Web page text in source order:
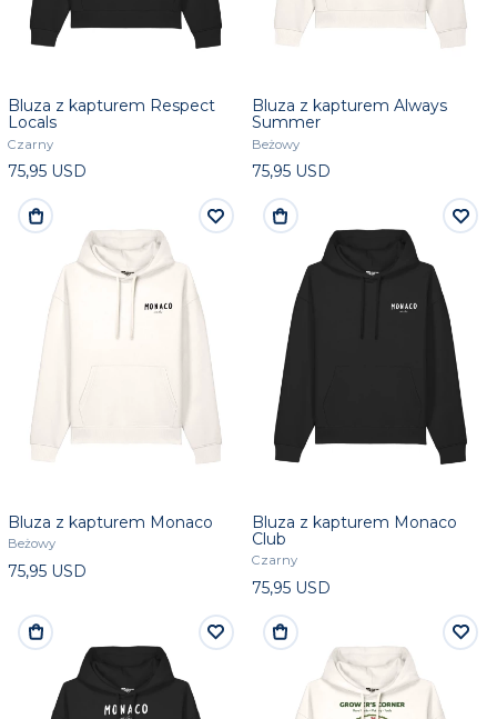
Bluza z kapturem Respect
Locals
Czarny
75,95 USD
Bluza z kapturem Always
Summer
Beżowy
75,95 USD
Bluza z kapturem Monaco
Beżowy
75,95 USD
Bluza z kapturem Monaco
Club
Czarny
75,95 USD